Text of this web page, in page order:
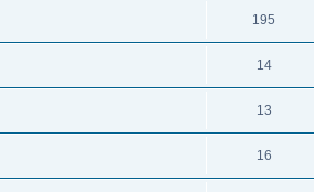
195
14
13
16